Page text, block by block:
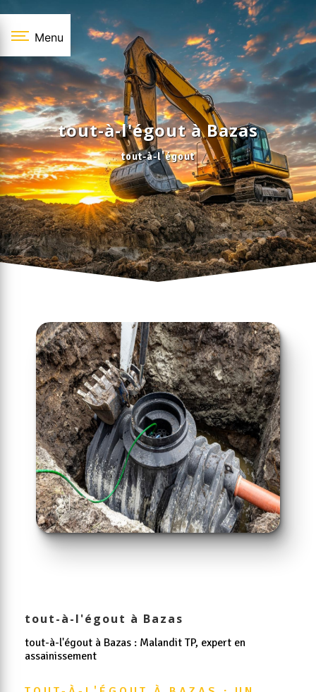
Menu
tout-à-l'égout à Bazas
tout-à-l'égout
tout-à-l'égout à Bazas
tout-à-l'égout à Bazas : Malandit TP, expert en
assainissement
Panneau de gestion des cookies